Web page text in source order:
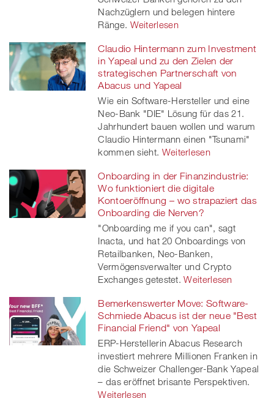
Nachzüglern und belegen hintere
Ränge. Weiterlesen
Claudio Hintermann zum Investment
in Yapeal und zu den Zielen der
strategischen Partnerschaft von
Abacus und Yapeal
Wie ein Software-Hersteller und eine
Neo-Bank "DIE" Lösung für das 21.
Jahrhundert bauen wollen und warum
Claudio Hintermann einen "Tsunami"
kommen sieht. Weiterlesen
Onboarding in der Finanzindustrie:
Wo funktioniert die digitale
Kontoeröffnung – wo strapaziert das
Onboarding die Nerven?
"Onboarding me if you can", sagt
Inacta, und hat 20 Onboardings von
Retailbanken, Neo-Banken,
Vermögensverwalter und Crypto
Exchanges getestet. Weiterlesen
Bemerkenswerter Move: Software-
Schmiede Abacus ist der neue "Best
Financial Friend" von Yapeal
ERP-Herstellerin Abacus Research
investiert mehrere Millionen Franken in
die Schweizer Challenger-Bank Yapeal
– das eröffnet brisante Perspektiven.
Weiterlesen